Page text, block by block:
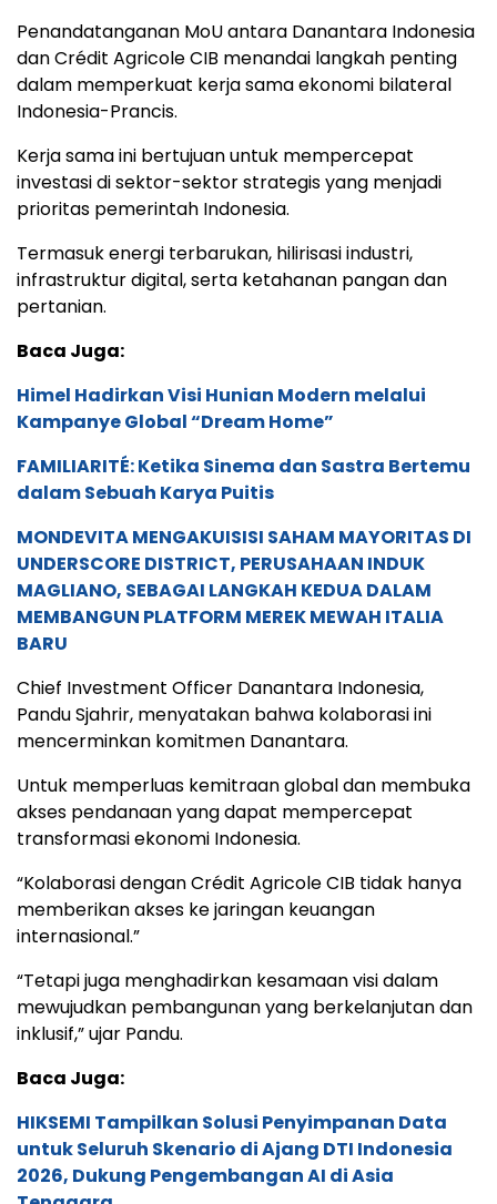
Penandatanganan MoU antara Danantara Indonesia
dan Crédit Agricole CIB menandai langkah penting
dalam memperkuat kerja sama ekonomi bilateral
Indonesia-Prancis.
Kerja sama ini bertujuan untuk mempercepat
investasi di sektor-sektor strategis yang menjadi
prioritas pemerintah Indonesia.
Termasuk energi terbarukan, hilirisasi industri,
infrastruktur digital, serta ketahanan pangan dan
pertanian.
Baca Juga:
Himel Hadirkan Visi Hunian Modern melalui
Kampanye Global “Dream Home”
FAMILIARITÉ: Ketika Sinema dan Sastra Bertemu
dalam Sebuah Karya Puitis
MONDEVITA MENGAKUISISI SAHAM MAYORITAS DI
UNDERSCORE DISTRICT, PERUSAHAAN INDUK
MAGLIANO, SEBAGAI LANGKAH KEDUA DALAM
MEMBANGUN PLATFORM MEREK MEWAH ITALIA
BARU
Chief Investment Officer Danantara Indonesia,
Pandu Sjahrir, menyatakan bahwa kolaborasi ini
mencerminkan komitmen Danantara.
Untuk memperluas kemitraan global dan membuka
akses pendanaan yang dapat mempercepat
transformasi ekonomi Indonesia.
“Kolaborasi dengan Crédit Agricole CIB tidak hanya
memberikan akses ke jaringan keuangan
internasional.”
“Tetapi juga menghadirkan kesamaan visi dalam
mewujudkan pembangunan yang berkelanjutan dan
inklusif,” ujar Pandu.
Baca Juga:
HIKSEMI Tampilkan Solusi Penyimpanan Data
untuk Seluruh Skenario di Ajang DTI Indonesia
2026, Dukung Pengembangan AI di Asia